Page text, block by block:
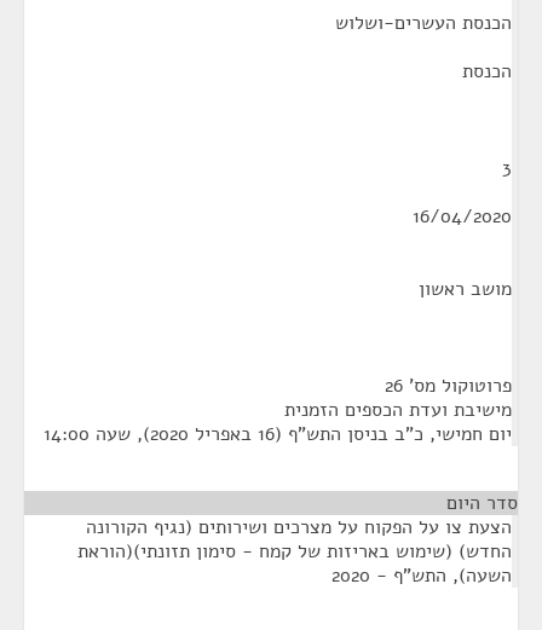
הכנסת העשרים-ושלוש
הכנסת
3
16/04/2020
מושב ראשון
פרוטוקול מס' 26
מישיבת ועדת הכספים הזמנית
יום חמישי, כ"ב בניסן התש"ף (16 באפריל 2020), שעה 14:00
סדר היום
הצעת צו על הפקוח על מצרכים ושירותים (נגיף הקורונה
החדש) (שימוש באריזות של קמח - סימון תזונתי)(הוראת
השעה), התש"ף - 2020